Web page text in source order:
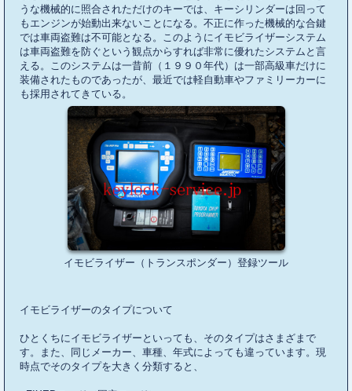
うな機械的に照合されただけのキーでは、キーシリンダーは回って
もエンジンが始動出来ないことになる。不正に作った機械的な合鍵
では車両盗難は不可能となる。このようにイモビライザーシステム
は車両盗難を防ぐという観点からすれば非常に優れたシステムと言
える。このシステムは一昔前（１９９０年代）は一部高級車だけに
装備されたものであったが、最近では軽自動車やファミリーカーに
も採用されてきている。
イモビライザー（トランスポンダー）登録ツール
イモビライザーのタイプについて
ひとくちにイモビライザーといっても、そのタイプはさまざまで
す。また、同じメーカー、車種、年式によっても違っています。現
時点でそのタイプを大きく分類すると、